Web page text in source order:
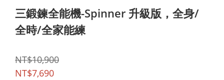
三鍛鍊全能機-Spinner 升級版，全身/
全時/全家能練
NT$10,900
NT$7,690